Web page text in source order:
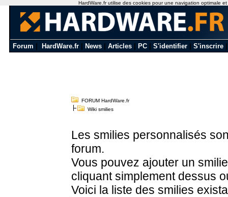
Forum HardWare.fr News Articles PC S'identifier S'inscrire
FORUM HardWare.fr
Wiki smilies
Les smilies personnalisés
forum.
Vous pouvez ajouter un
cliquant simplement dessus
Voici la liste des smilies
HardWare.fr utilise des cookies pour une navigation optimale